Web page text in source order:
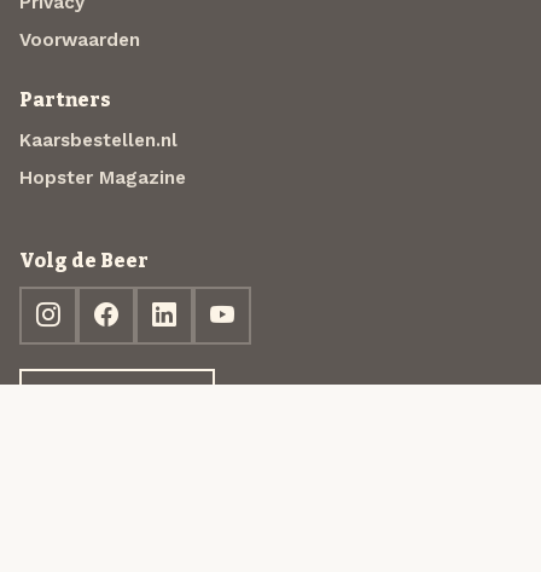
Voorwaarden
Partners
Kaarsbestellen.nl
Hopster Magazine
Volg de Beer